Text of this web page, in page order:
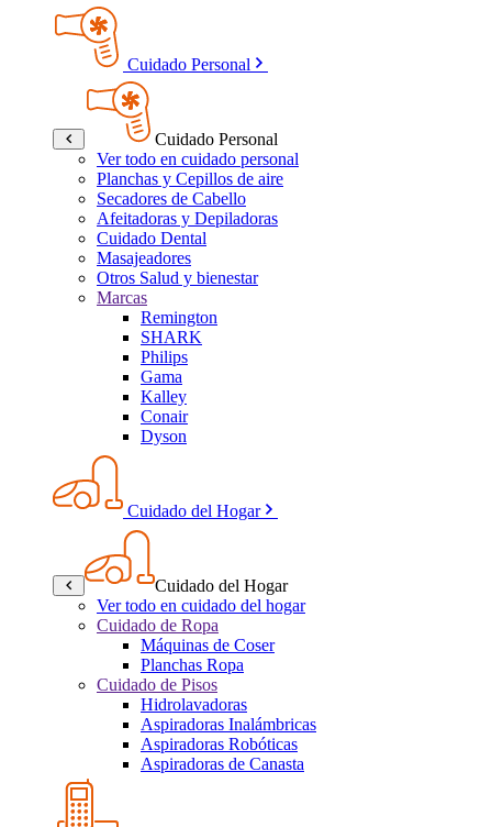
Cuidado Personal
Cuidado Personal
Ver todo en cuidado personal
Planchas y Cepillos de aire
Secadores de Cabello
Afeitadoras y Depiladoras
Cuidado Dental
Masajeadores
Otros Salud y bienestar
Marcas
Remington
SHARK
Philips
Gama
Kalley
Conair
Dyson
Cuidado del Hogar
Cuidado del Hogar
Ver todo en cuidado del hogar
Cuidado de Ropa
Máquinas de Coser
Planchas Ropa
Cuidado de Pisos
Hidrolavadoras
Aspiradoras Inalámbricas
Aspiradoras Robóticas
Aspiradoras de Canasta